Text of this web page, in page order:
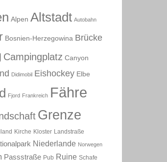
Alpen Altstadt Autobahn
Bosnien-Herzegowina Brücke
Campingplatz Canyon
Didimobil Eishockey Elbe
Fjord Frankreich Fähre
Grenze
Kirche Kloster Landstraße
Niederlande Norwegen
Passstraße Pub Ruine Schafe